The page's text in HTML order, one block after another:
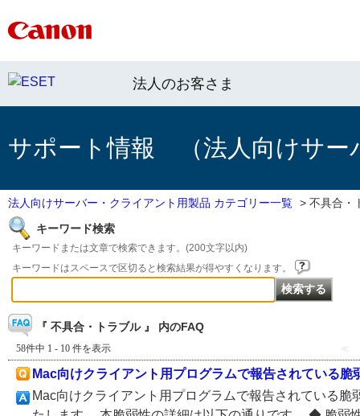
法人のお客さま
サポート情報 （法人向けサー
法人向けサーバー・クライアント用製品 カテゴリー一覧 > 不具合・
キーワード検索
キーワードまたは文章で検索できます。(200文字以内)
キーワードはスペースで区切ると検索結果が得やすくなります。
『 不具合・トラブル 』 内のFAQ
58件中 1 - 10 件を表示 ≪
Mac向けクライアント用プログラムで報告されている
Mac向けクライアント用プログラムで報告されている